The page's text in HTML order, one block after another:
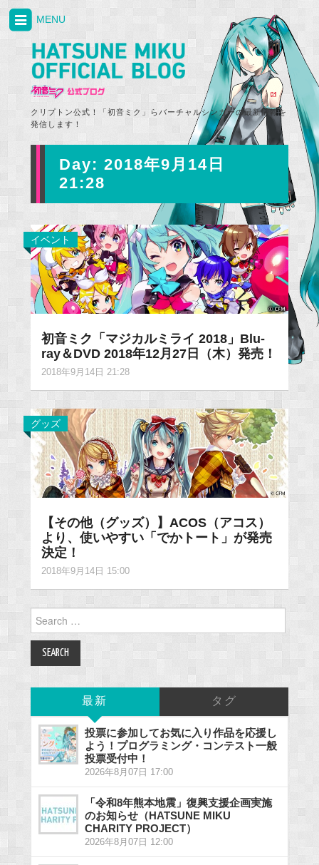
クリプトン公式！「初音ミク」らバーチャルシンガーの最新情報を
発信します！
MENU
Day: 2018年9月14日
21:28
イベント
初音ミク「マジカルミライ 2018」Blu-
ray＆DVD 2018年12月27日（木）発売！
2018年9月14日 21:28
グッズ
【その他（グッズ）】ACOS（アコス）
より、使いやすい「でかトート」が発売
決定！
2018年9月14日 15:00
for:
最新 タグ
投票に参加してお気に入り作品を応援し
よう！プログラミング・コンテスト一般
投票受付中！
2026年8月07日 17:00
「令和8年熊本地震」復興支援企画実施
のお知らせ（HATSUNE MIKU
CHARITY PROJECT）
2026年8月07日 12:00